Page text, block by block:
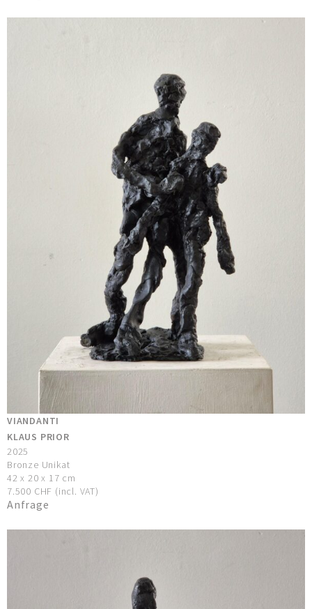
VIANDANTI
KLAUS PRIOR
2025
Bronze Unikat
42 x 20 x 17 cm
7.500 CHF (incl. VAT)
Anfrage